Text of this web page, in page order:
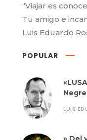
“Viajar es
Tu amigo e
Luis Eduardo
POPULAR
LUIS